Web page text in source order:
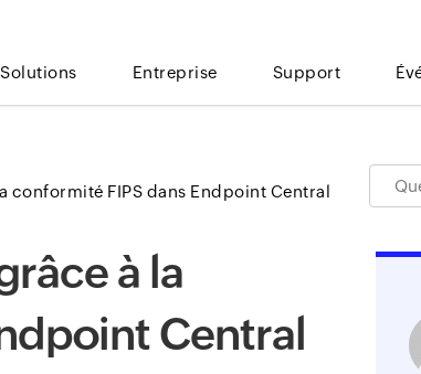
Solutions Entreprise Support
conformité FIPS dans Endpoint Central
à la
Central